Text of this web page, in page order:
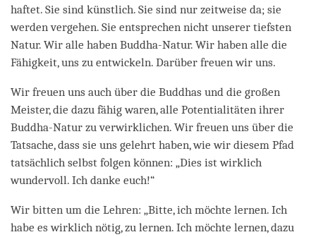
haftet. Sie sind künstlich. Sie sind nur zeitweise da; sie
werden vergehen. Sie entsprechen nicht unserer tiefsten
Natur. Wir alle haben Buddha-Natur. Wir haben alle die
Fähigkeit, uns zu entwickeln. Darüber freuen wir uns.
Wir freuen uns auch über die Buddhas und die großen
Meister, die dazu fähig waren, alle Potentialitäten ihrer
Buddha-Natur zu verwirklichen. Wir freuen uns über die
Tatsache, dass sie uns gelehrt haben, wie wir diesem Pfad
tatsächlich selbst folgen können: „Dies ist wirklich
wundervoll. Ich danke euch!“
Wir bitten um die Lehren: „Bitte, ich möchte lernen. Ich
habe es wirklich nötig, zu lernen. Ich möchte lernen, dazu